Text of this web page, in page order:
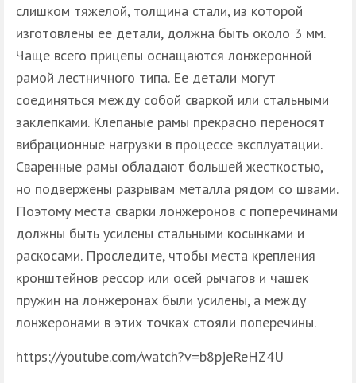
слишком тяжелой, толщина стали, из которой
изготовлены ее детали, должна быть около 3 мм.
Чаще всего прицепы оснащаются лонжеронной
рамой лестничного типа. Ее детали могут
соединяться между собой сваркой или стальными
заклепками. Клепаные рамы прекрасно переносят
вибрационные нагрузки в процессе эксплуатации.
Сваренные рамы обладают большей жесткостью,
но подвержены разрывам металла рядом со швами.
Поэтому места сварки лонжеронов с поперечинами
должны быть усилены стальными косынками и
раскосами. Проследите, чтобы места крепления
кронштейнов рессор или осей рычагов и чашек
пружин на лонжеронах были усилены, а между
лонжеронами в этих точках стояли поперечины.
https://youtube.com/watch?v=b8pjeReHZ4U